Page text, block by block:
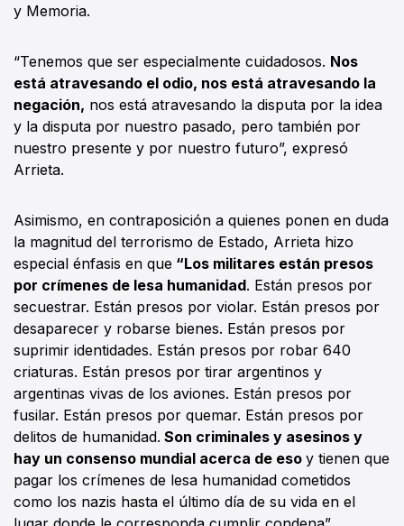
y Memoria.
“Tenemos que ser especialmente cuidadosos. Nos
está atravesando el odio, nos está atravesando la
negación, nos está atravesando la disputa por la idea
y la disputa por nuestro pasado, pero también por
nuestro presente y por nuestro futuro”, expresó
Arrieta.
Asimismo, en contraposición a quienes ponen en duda
la magnitud del terrorismo de Estado, Arrieta hizo
especial énfasis en que “Los militares están presos
por crímenes de lesa humanidad. Están presos por
secuestrar. Están presos por violar. Están presos por
desaparecer y robarse bienes. Están presos por
suprimir identidades. Están presos por robar 640
criaturas. Están presos por tirar argentinos y
argentinas vivas de los aviones. Están presos por
fusilar. Están presos por quemar. Están presos por
delitos de humanidad. Son criminales y asesinos y
hay un consenso mundial acerca de eso y tienen que
pagar los crímenes de lesa humanidad cometidos
como los nazis hasta el último día de su vida en el